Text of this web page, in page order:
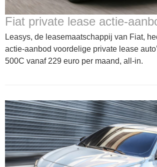
Fiat private lease actie-
Leasys, de leasemaatschappij van Fiat,
actie-aanbod voordelige private lease
500C vanaf 229 euro per maand, all-in.